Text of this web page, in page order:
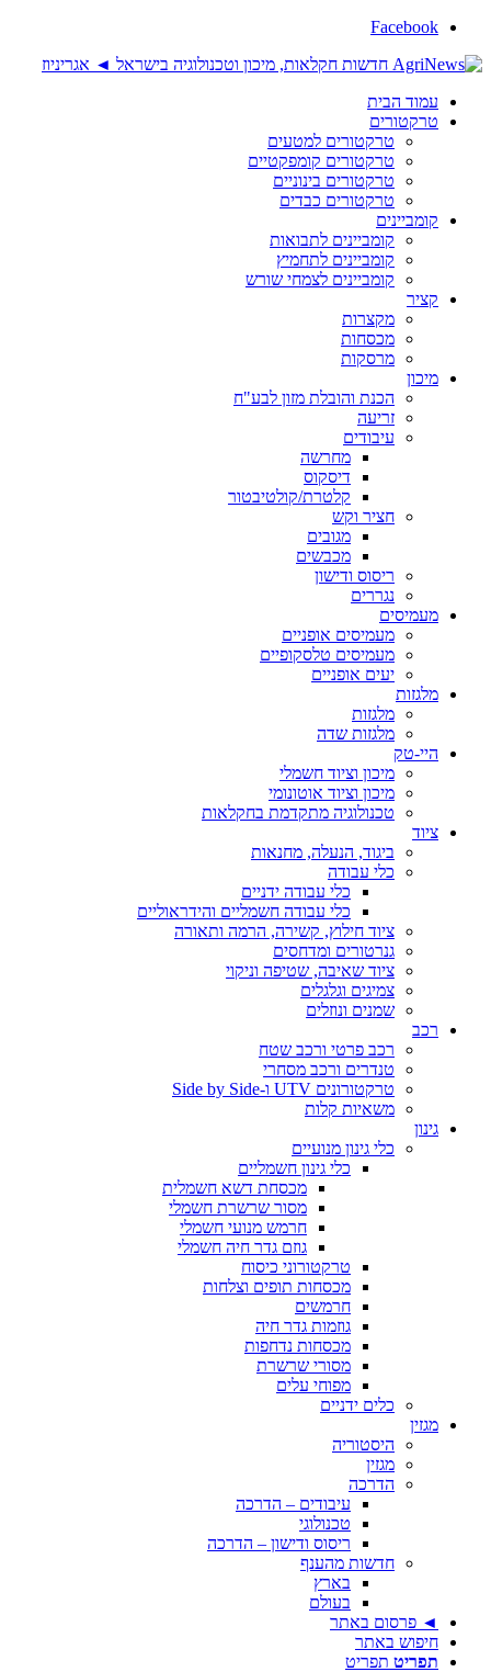
Facebook
עמוד הבית
טרקטורים
טרקטורים למטעים
טרקטורים קומפקטיים
טרקטורים בינוניים
טרקטורים כבדים
קומביינים
קומביינים לתבואות
קומביינים לתחמיץ
קומביינים לצמחי שורש
קציר
מקצרות
מכסחות
מרסקות
מיכון
הכנת והובלת מזון לבע"ח
זריעה
עיבודים
מחרשה
דיסקוס
קלטרת/קולטיבטור
חציר וקש
מגובים
מכבשים
ריסוס ודישון
נגררים
מעמיסים
מעמיסים אופניים
מעמיסים טלסקופיים
יעים אופניים
מלגזות
מלגזות
מלגזות שדה
היי-טק
מיכון וציוד חשמלי
מיכון וציוד אוטונומי
טכנולוגיה מתקדמת בחקלאות
ציוד
ביגוד, הנעלה, מחנאות
כלי עבודה
כלי עבודה ידניים
כלי עבודה חשמליים והידראוליים
ציוד חילוץ, קשירה, הרמה ותאורה
גנרטורים ומדחסים
ציוד שאיבה, שטיפה וניקוי
צמיגים וגלגלים
שמנים ונוזלים
רכב
רכב פרטי ורכב שטח
טנדרים ורכב מסחרי
טרקטורונים UTV ו-Side by Side
משאיות קלות
גינון
כלי גינון מנועיים
כלי גינון חשמליים
מכסחת דשא חשמלית
מסור שרשרת חשמלי
חרמש מנועי חשמלי
גוזם גדר חיה חשמלי
טרקטורוני כיסוח
מכסחות תופים וצלחות
חרמשים
גוזמות גדר חיה
מכסחות נדחפות
מסורי שרשרת
מפוחי עלים
כלים ידניים
מגזין
היסטוריה
מגזין
הדרכה
עיבודים – הדרכה
טכנולוגי
ריסוס ודישון – הדרכה
חדשות מהענף
בארץ
בעולם
◄ פרסום באתר
חיפוש באתר
תפריט תפריט